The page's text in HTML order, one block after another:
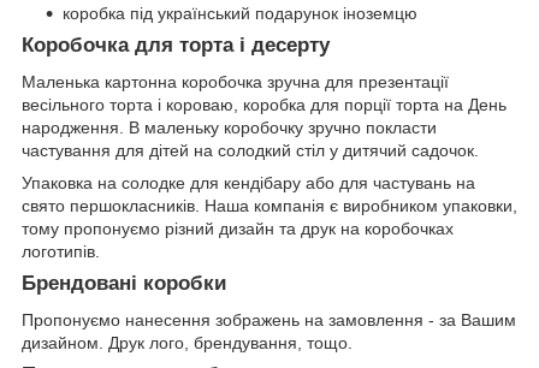
коробка під український подарунок іноземцю
Коробочка для торта і десерту
Маленька картонна коробочка зручна для презентації
весільного торта і короваю, коробка для порції торта на День
народження. В маленьку коробочку зручно покласти
частування для дітей на солодкий стіл у дитячий садочок.
Упаковка на солодке для кендібару або для частувань на
свято першокласників. Наша компанія є виробником упаковки,
тому пропонуємо різний дизайн та друк на коробочках
логотипів.
Брендовані коробки
Пропонуємо нанесення зображень на замовлення - за Вашим
дизайном. Друк лого, брендування, тощо.